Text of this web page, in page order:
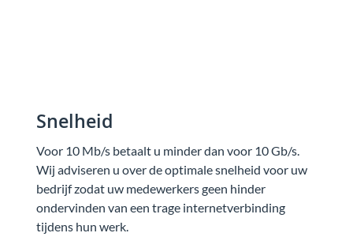
Snelheid
Voor 10 Mb/s betaalt u minder dan voor 10 Gb/s.
Wij adviseren u over de optimale snelheid voor uw
bedrijf zodat uw medewerkers geen hinder
ondervinden van een trage internetverbinding
tijdens hun werk.